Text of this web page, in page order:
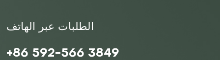
التعرف على
المزيد
الطلبات عبر الهاتف
+86 592-566 3849